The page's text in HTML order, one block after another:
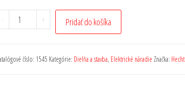
- + Pridať do košíka
číslo: 1545 Kategórie: Dielňa a stavba, Elektrické náradie Značka: Hecht